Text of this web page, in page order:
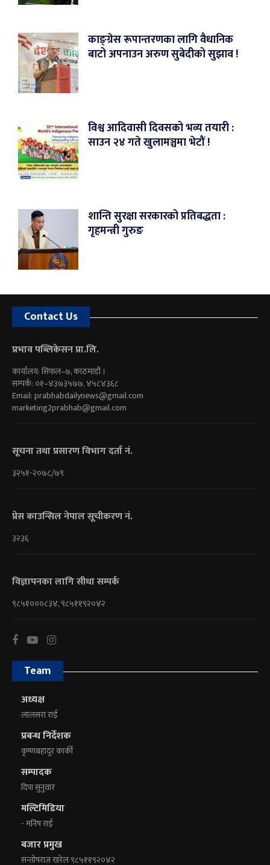
काङ्ग्रेस रूपान्तरणका लागि वैधानिक
बाटो अपनाउन अरुण सुबेदीको सुझाव !
विश्व आदिवासी दिवसको भव्य तयारी :
साउन २४ गते खुलामञ्चमा भेटौं !
शान्ति सुरक्षा सरकारको प्रतिबद्धता :
गृहमन्त्री गुरुङ
Contact Us
प्रभाव पब्लिकेसन प्रा.लि.
कार्यालय: सिफल–७, काठमाडौं ।
सम्पर्क: ०१–४३७३५७७, ४५८४३६८
Email:prabhabdailynews@gmail.com
marketing2prabhab@gmail.com
सूचना तथा प्रसारण विभाग दर्ता नं.
३२५१-२०७८/७९
प्रेस काउन्सिल नेपाल सूचीकरण नं.
३२३६
विज्ञापनका लागि सीधा सम्पर्क
९८५१०००८३४, ९८५११९२०४२
Team
अध्यक्ष
लालसरा राई
प्रबन्ध निर्देशक
कृष्णबहादुर कार्की
सम्पादक
दिपा सुनुवार
मल्टिमिडिया
- मनिष राई
बजार प्रमुख
सन्तोषराज खरेल ९८५११९२०४२